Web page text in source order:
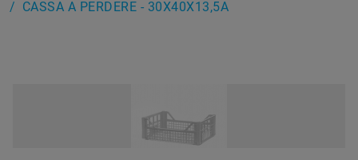
CASSA A PERDERE - 30X40X13,5A